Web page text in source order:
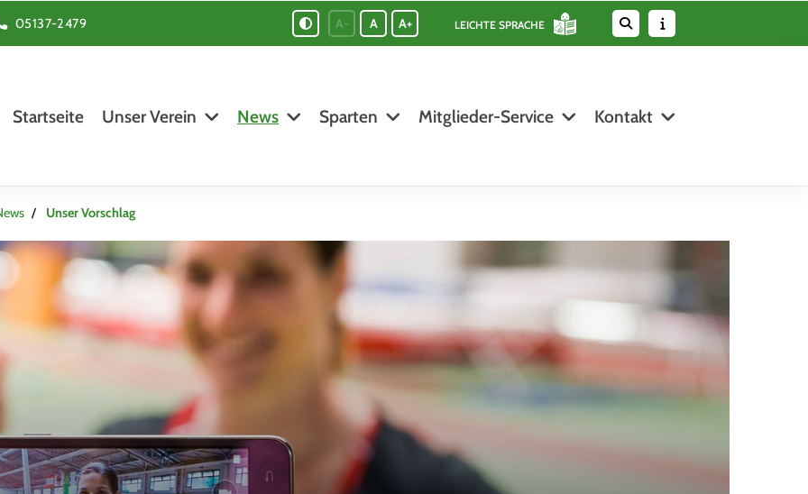
05137-2479 A- A A+ LEICHTE SPRACHE
Startseite Unser Verein News Sparten Mitglieder-Service Kontakt
Unser Vorschlag